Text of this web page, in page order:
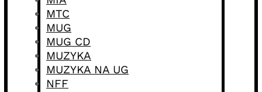
MTC
MUG
MUG CD
MUZYKA
MUZYKA NA UG
NFF